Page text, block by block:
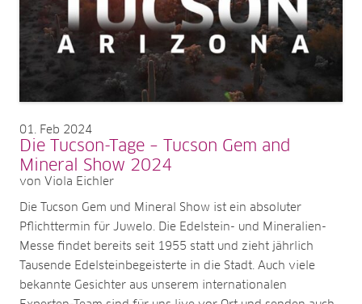
01 Feb 2024
Die Tucson-Tage – Tucson Gem and
Mineral Show 2024
von Viola Eichler
Die Tucson Gem und Mineral Show ist ein absoluter
Pflichttermin für Juwelo. Die Edelstein- und Mineralien-
Messe findet bereits seit 1955 statt und zieht jährlich
Tausende Edelsteinbegeisterte in die Stadt. Auch viele
bekannte Gesichter aus unserem internationalen